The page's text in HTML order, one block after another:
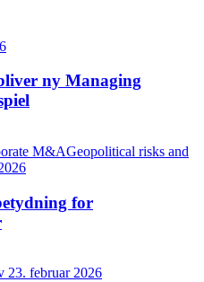
ny Managing
M&AGeopolitical risks and
for
23. februar 2026